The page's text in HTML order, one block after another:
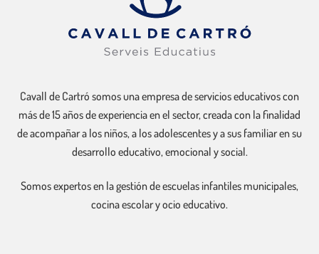
Cavall de Cartró somos una empresa de servicios educativos con
más de 15 años de experiencia en el sector, creada con la finalidad
de acompañar a los niños, a los adolescentes y a sus familiar en su
desarrollo educativo, emocional y social.
Somos expertos en la gestión de escuelas infantiles municipales,
cocina escolar y ocio educativo.